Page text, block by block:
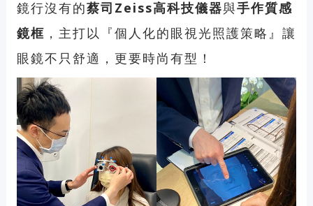
鏡行沒有的蔡司Zeiss高科技儀器與手作質感
鏡框 ，主打以『個人化的眼視光照護策略』讓
眼鏡不只舒適，更要時尚有型！